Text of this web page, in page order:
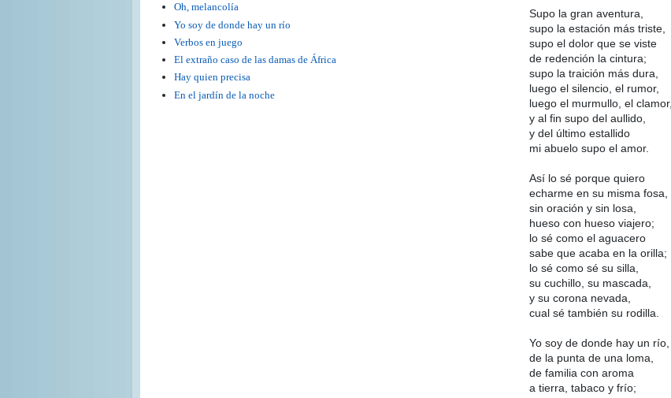
Oh, melancolía
Yo soy de donde hay un río
Verbos en juego
El extraño caso de las damas de África
Hay quien precisa
En el jardín de la noche
Supo la gran aventura,
supo la estación más triste,
supo el dolor que se viste
de redención la cintura;
supo la traición más dura,
luego el silencio, el rumor,
luego el murmullo, el clamor,
y al fin supo del aullido,
y del último estallido
mi abuelo supo el amor.
Así lo sé porque quiero
echarme en su misma fosa,
sin oración y sin losa,
hueso con hueso viajero;
lo sé como el aguacero
sabe que acaba en la orilla;
lo sé como sé su silla,
su cuchillo, su mascada,
y su corona nevada,
cual sé también su rodilla.
Yo soy de donde hay un río,
de la punta de una loma,
de familia con aroma
a tierra, tabaco y frío;